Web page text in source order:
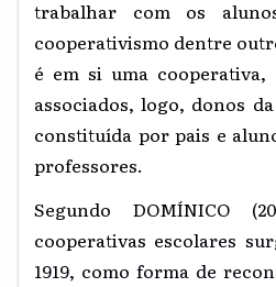
trabalhar com os
cooperativismo dentre
é em si uma cooperativa,
associados, logo, donos
constituída por pais e
professores.
Segundo DOMÍNICO
cooperativas escolares
1919, como forma de